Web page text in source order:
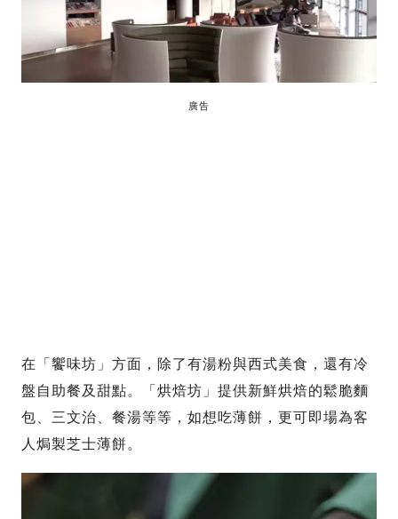
廣告
在「饗味坊」方面，除了有湯粉與西式美食，還有冷
盤自助餐及甜點。「烘焙坊」提供新鮮烘焙的鬆脆麵
包、三文治、餐湯等等，如想吃薄餅，更可即場為客
人焗製芝士薄餅。